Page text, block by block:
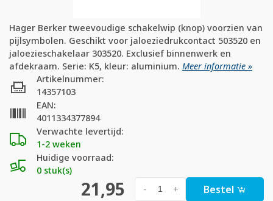
Hager Berker tweevoudige schakelwip (knop) voorzien van
pijlsymbolen. Geschikt voor jaloeziedrukcontact 503520 en
jaloezieschakelaar 303520. Exclusief binnenwerk en
afdekraam. Serie: K5, kleur: aluminium. Meer informatie »
Verwachte levertijd:
1-2 weken
Huidige voorraad:
0 stuk(s)
Artikelnummer:
14357103
EAN:
4011334377894
21,95 +
- Bestel